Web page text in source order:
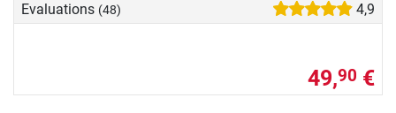
Evaluations (48) 4,9
49,90 €